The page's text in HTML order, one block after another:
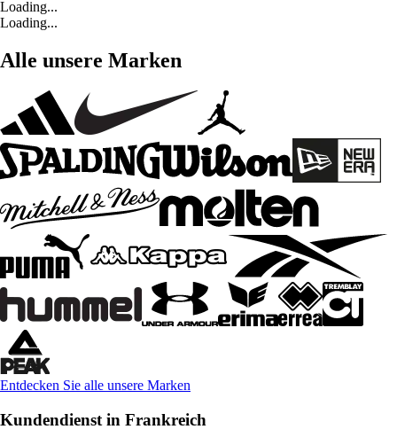
Loading...
Loading...
Alle unsere Marken
Entdecken Sie alle unsere Marken
Kundendienst in Frankreich